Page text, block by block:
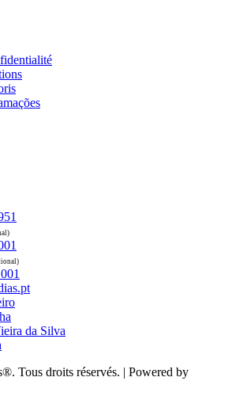
da Silva
Tous droits réservés. | Powered by